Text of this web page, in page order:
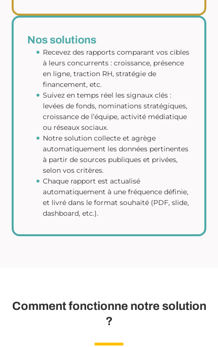
Nos solutions
Recevez des rapports comparant vos cibles
à leurs concurrents : croissance, présence
en ligne, traction RH, stratégie de
financement, etc.
Suivez en temps réel les signaux clés :
levées de fonds, nominations stratégiques,
croissance de l’équipe, activité médiatique
ou réseaux sociaux.
Notre solution collecte et agrège
automatiquement les données pertinentes
à partir de sources publiques et privées,
selon vos critères.
Chaque rapport est actualisé
automatiquement à une fréquence définie,
et livré dans le format souhaité (PDF, slide,
dashboard, etc.).
Comment fonctionne notre solution
?